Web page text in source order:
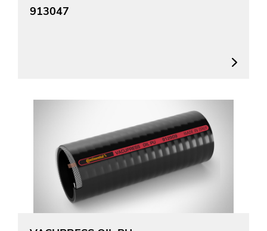
913047